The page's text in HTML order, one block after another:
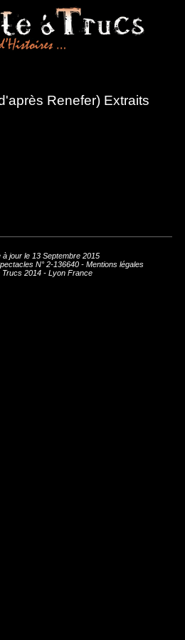
Renefer) Extraits
à jour le 13 Septembre 2015
N° 2-136640 - Mentions légales
2014 - Lyon France